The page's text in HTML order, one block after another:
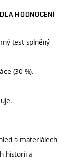
HODNOCENÍ
test splněný
(30 %).
o materiálech
historii a